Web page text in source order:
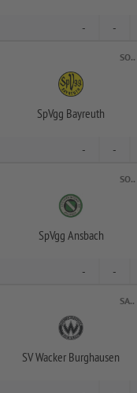
- -
SO..
SpVgg Bayreuth
- -
SO..
SpVgg Ansbach
- -
SA..
SV Wacker Burghausen